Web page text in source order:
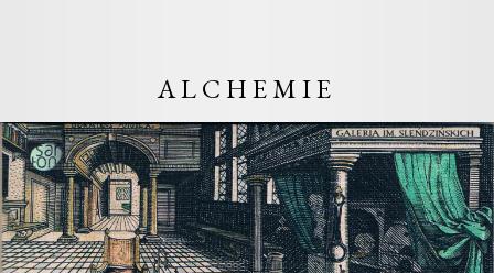
ALCHEMIE